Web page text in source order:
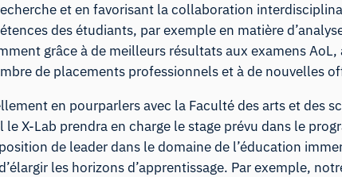
et en favorisant la collaboration
des étudiants, par exemple en matière
grâce à de meilleurs résultats aux examens
de placements professionnels et à de nouvelles
en pourparlers avec la Faculté des arts et des
le X-Lab prendra en charge le stage prévu dans le
de leader dans le domaine de l’éducation
les horizons d’apprentissage. Par exemple,